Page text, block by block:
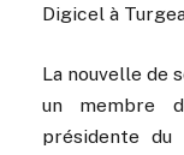
Digicel à
La nouvelle de
un membre
présidente du